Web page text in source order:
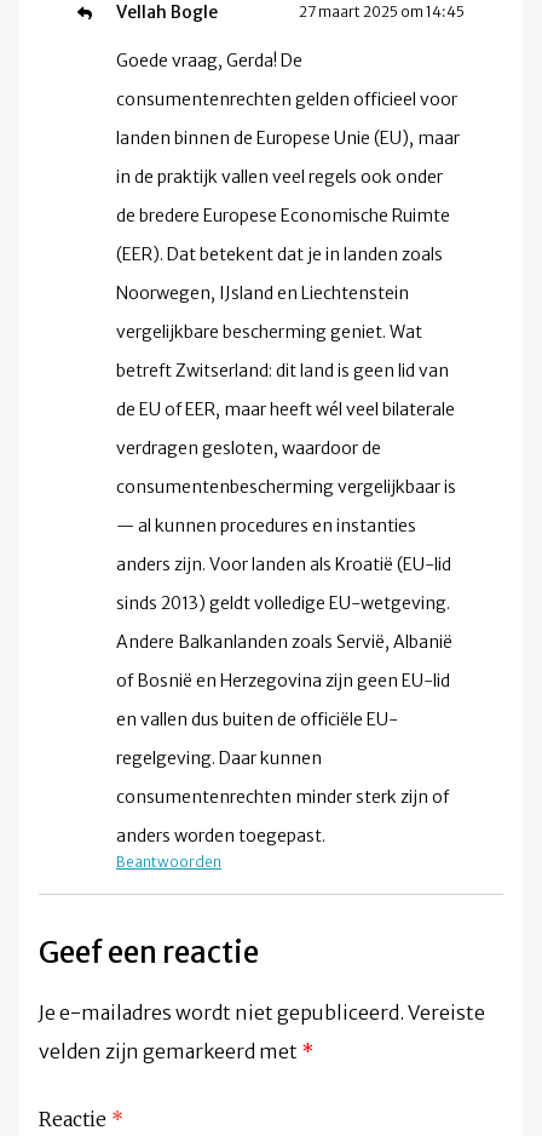
Vellah Bogle 27 maart 2025 om 14:45
Goede vraag, Gerda! De
consumentenrechten gelden officieel voor
landen binnen de Europese Unie (EU), maar
in de praktijk vallen veel regels ook onder
de bredere Europese Economische Ruimte
(EER). Dat betekent dat je in landen zoals
Noorwegen, IJsland en Liechtenstein
vergelijkbare bescherming geniet. Wat
betreft Zwitserland: dit land is geen lid van
de EU of EER, maar heeft wél veel bilaterale
verdragen gesloten, waardoor de
consumentenbescherming vergelijkbaar is
— al kunnen procedures en instanties
anders zijn. Voor landen als Kroatië (EU-lid
sinds 2013) geldt volledige EU-wetgeving.
Andere Balkanlanden zoals Servië, Albanië
of Bosnië en Herzegovina zijn geen EU-lid
en vallen dus buiten de officiële EU-
regelgeving. Daar kunnen
consumentenrechten minder sterk zijn of
anders worden toegepast.
Beantwoorden
Geef een reactie
Je e-mailadres wordt niet gepubliceerd. Vereiste
velden zijn gemarkeerd met *
Reactie *